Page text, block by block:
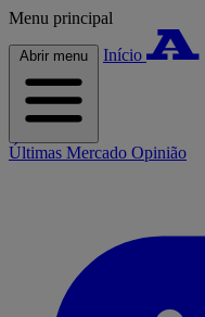
Menu principal
Abrir menu Início
Últimas Mercado Opinião